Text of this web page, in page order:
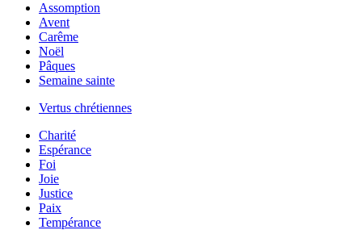
Assomption
Avent
Carême
Noël
Pâques
Semaine sainte
Vertus chrétiennes
Charité
Espérance
Foi
Joie
Justice
Paix
Tempérance